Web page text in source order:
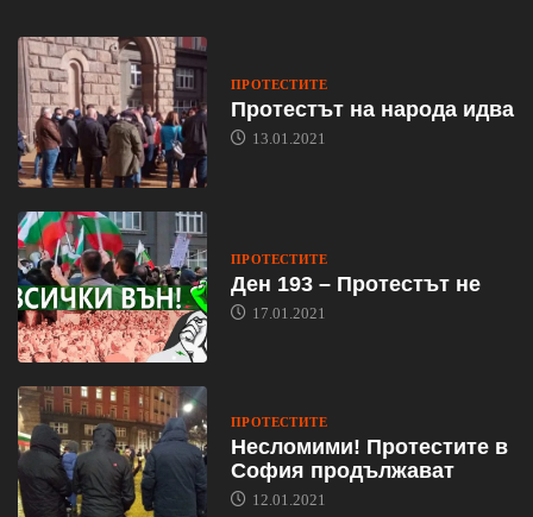
ПРОТЕСТИТЕ
Протестът на народа идва
13.01.2021
ПРОТЕСТИТЕ
Ден 193 – Протестът не
17.01.2021
ПРОТЕСТИТЕ
Несломими! Протестите в
София продължават
12.01.2021